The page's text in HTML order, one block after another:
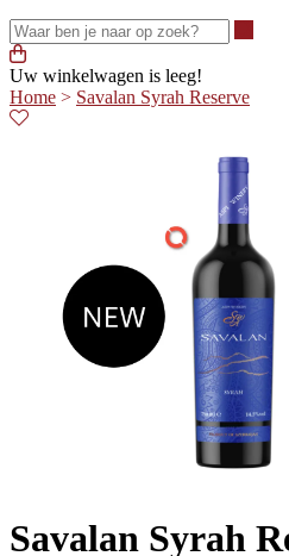
Uw winkelwagen is leeg!
Home > Savalan Syrah Reserve
Savalan Syrah